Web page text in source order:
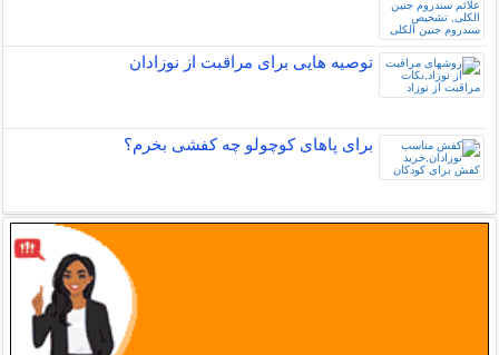
توصیه هایی برای مراقبت از نوزادان
برای پاهای کوچولو چه کفشی بخرم؟